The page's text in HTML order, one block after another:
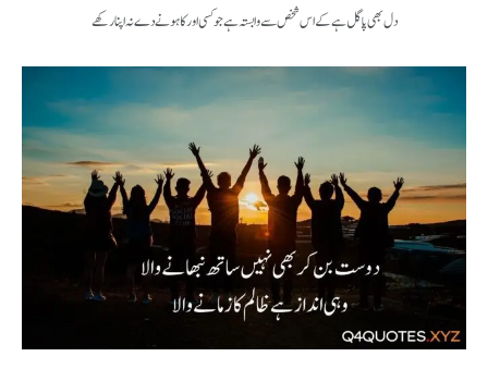
دل بھی پاگل ہے کے اس شخص سے وابستہ ہے جو کسی اور کا ہونے دے نہ اپنا رکھے